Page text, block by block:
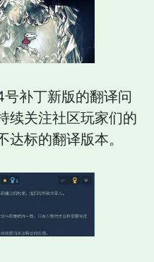
补丁新版的翻译问
续关注社区玩家们的
达标的翻译版本。